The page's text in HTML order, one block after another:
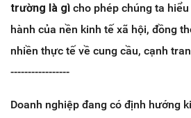
trường là gì cho phép chúng ta
hành của nền kinh tế xã hội, đồng
nhiền thực tế về cung cầu, cạnh
-----------------
Doanh nghiệp đang có định hướng